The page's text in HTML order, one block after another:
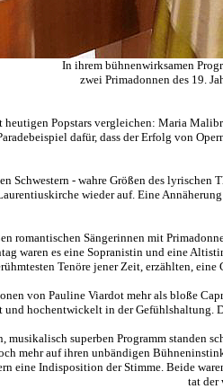
In ihrem bühnenwirksamen
zwei Primadonnen des 19.
heutigen Popstars vergleichen: Maria
dafür, dass der Erfolg von
Schwestern - wahre Größen des lyrischen
wieder auf. Eine
romantischen Sängerinnen mit
waren es eine Sopranistin und eine
Tenöre jener Zeit, erzählten,
von Pauline Viardot mehr als bloße
und hochentwickelt in der Gefühlshaltung.
musikalisch superben Programm standen
mehr auf ihren unbändigen
eine Indisposition der Stimme. Beide
tat der